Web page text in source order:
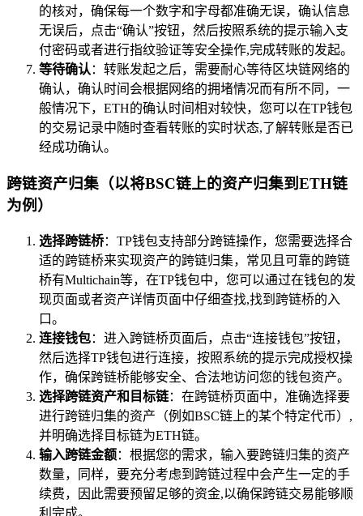
的核对，确保每一个数字和字母都准确无误，确认信息
无误后，点击“确认”按钮，然后按照系统的提示输入支
付密码或者进行指纹验证等安全操作,完成转账的发起。
等待确认 ：转账发起之后，需要耐心等待区块链网络的
确认，确认时间会根据网络的拥堵情况而有所不同，一
般情况下，ETH的确认时间相对较快，您可以在TP钱包
的交易记录中随时查看转账的实时状态,了解转账是否已
经成功确认。
跨链资产归集（以将BSC链上的资产归集到ETH链
为例）
选择跨链桥：TP钱包支持部分跨链操作，您需要选择合
适的跨链桥来实现资产的跨链归集，常见且可靠的跨链
桥有Multichain等，在TP钱包中，您可以通过在钱包的发
现页面或者资产详情页面中仔细查找,找到跨链桥的入
口。
连接钱包：进入跨链桥页面后，点击“连接钱包”按钮，
然后选择TP钱包进行连接，按照系统的提示完成授权操
作，确保跨链桥能够安全、合法地访问您的钱包资产。
选择跨链资产和目标链：在跨链桥页面中，准确选择要
进行跨链归集的资产（例如BSC链上的某个特定代币）,
并明确选择目标链为ETH链。
输入跨链金额：根据您的需求，输入要跨链归集的资产
数量，同样，要充分考虑到跨链过程中会产生一定的手
续费，因此需要预留足够的资金,以确保跨链交易能够顺
利完成。